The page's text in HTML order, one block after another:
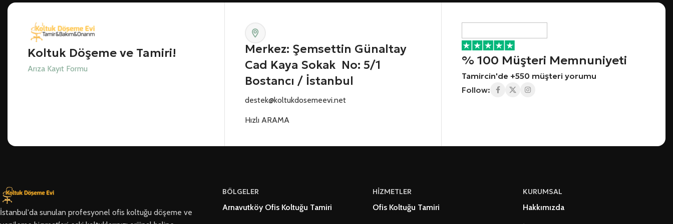
Koltuk Döşeme ve Tamiri!
Arıza Kayıt Formu
Merkez: Şemsettin Günaltay
Cad Kaya Sokak No: 5/1
Bostancı / İstanbul
destek@koltukdosemeevi.net
Hızlı ARAMA
% 100 Müşteri Memnuniyeti
Tamircin'de +550 müşteri yorumu
Follow:
İstanbul'da sunulan profesyonel ofis koltuğu döşeme ve
BÖLGELER
Arnavutköy Ofis Koltuğu Tamiri
HİZMETLER
Ofis Koltuğu Tamiri
KURUMSAL
Hakkımızda